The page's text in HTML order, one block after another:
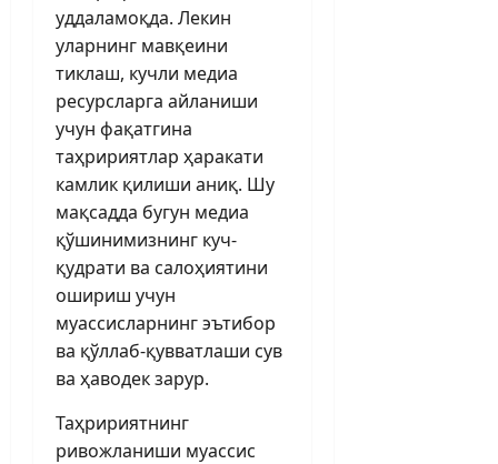
уддаламоқда. Лекин
уларнинг мавқеини
тиклаш, кучли медиа
ресурсларга айланиши
учун фақатгина
таҳририятлар ҳаракати
камлик қилиши аниқ. Шу
мақсадда бугун медиа
қўшинимизнинг куч-
қудрати ва салоҳиятини
ошириш учун
муассисларнинг эътибор
ва қўллаб-қувватлаши сув
ва ҳаводек зарур.
Таҳририятнинг
ривожланиши муассис